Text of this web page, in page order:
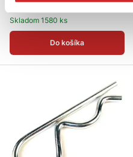
biely,galvanický
Skladom 1580 ks
Do košíka